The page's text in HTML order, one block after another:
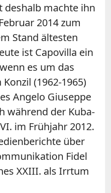
deshalb machte ihn
2014 zum
Stand ältesten
ist Capovilla ein
es um das
(1962-1965)
Angelo Giuseppe
während der Kuba-
im Frühjahr 2012.
über
Fidel
XXIII. als Irrtum